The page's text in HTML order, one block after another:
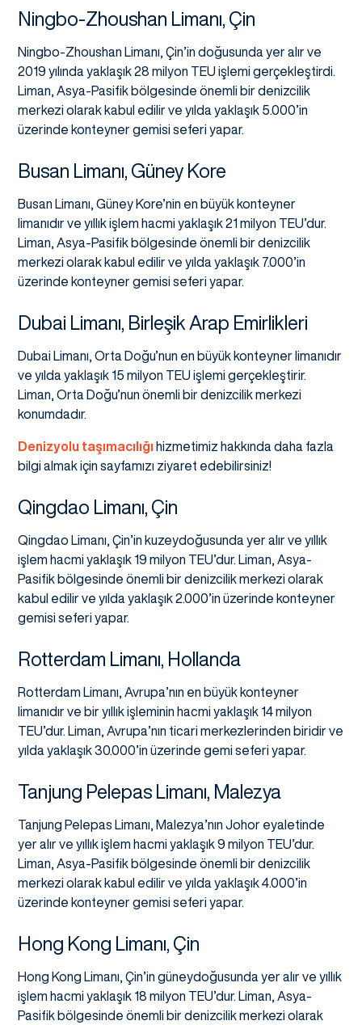
Ningbo-Zhoushan Limanı, Çin
Ningbo-Zhoushan Limanı, Çin’in doğusunda yer alır ve
2019 yılında yaklaşık 28 milyon TEU işlemi gerçekleştirdi.
Liman, Asya-Pasifik bölgesinde önemli bir denizcilik
merkezi olarak kabul edilir ve yılda yaklaşık 5.000’in
üzerinde konteyner gemisi seferi yapar.
Busan Limanı, Güney Kore
Busan Limanı, Güney Kore’nin en büyük konteyner
limanıdır ve yıllık işlem hacmi yaklaşık 21 milyon TEU’dur.
Liman, Asya-Pasifik bölgesinde önemli bir denizcilik
merkezi olarak kabul edilir ve yılda yaklaşık 7.000’in
üzerinde konteyner gemisi seferi yapar.
Dubai Limanı, Birleşik Arap Emirlikleri
Dubai Limanı, Orta Doğu’nun en büyük konteyner limanıdır
ve yılda yaklaşık 15 milyon TEU işlemi gerçekleştirir.
Liman, Orta Doğu’nun önemli bir denizcilik merkezi
konumdadır.
Denizyolu taşımacılığı hizmetimiz hakkında daha fazla
bilgi almak için sayfamızı ziyaret edebilirsiniz!
Qingdao Limanı, Çin
Qingdao Limanı, Çin’in kuzeydoğusunda yer alır ve yıllık
işlem hacmi yaklaşık 19 milyon TEU’dur. Liman, Asya-
Pasifik bölgesinde önemli bir denizcilik merkezi olarak
kabul edilir ve yılda yaklaşık 2.000’in üzerinde konteyner
gemisi seferi yapar.
Rotterdam Limanı, Hollanda
Rotterdam Limanı, Avrupa’nın en büyük konteyner
limanıdır ve bir yıllık işleminin hacmi yaklaşık 14 milyon
TEU’dur. Liman, Avrupa’nın ticari merkezlerinden biridir ve
yılda yaklaşık 30.000’in üzerinde gemi seferi yapar.
Tanjung Pelepas Limanı, Malezya
Tanjung Pelepas Limanı, Malezya’nın Johor eyaletinde
yer alır ve yıllık işlem hacmi yaklaşık 9 milyon TEU’dur.
Liman, Asya-Pasifik bölgesinde önemli bir denizcilik
merkezi olarak kabul edilir ve yılda yaklaşık 4.000’in
üzerinde konteyner gemisi seferi yapar.
Hong Kong Limanı, Çin
Hong Kong Limanı, Çin’in güneydoğusunda yer alır ve yıllık
işlem hacmi yaklaşık 18 milyon TEU’dur. Liman, Asya-
Pasifik bölgesinde önemli bir denizcilik merkezi olarak